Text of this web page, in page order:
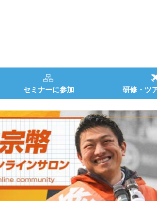
セミナーに参加 研修・ツ